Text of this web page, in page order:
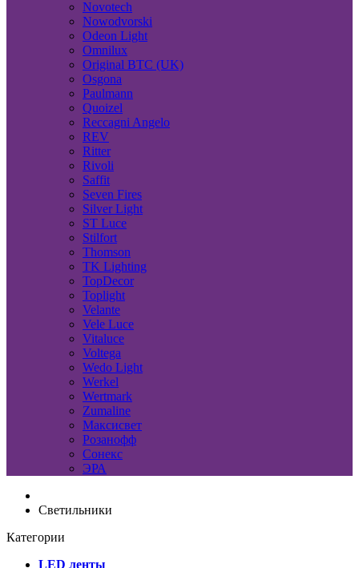
Novotech
Nowodvorski
Odeon Light
Omnilux
Original BTC (UK)
Osgona
Paulmann
Quoizel
Reccagni Angelo
REV
Ritter
Rivoli
Saffit
Seven Fires
Silver Light
ST Luce
Stilfort
Thomson
TK Lighting
TopDecor
Toplight
Velante
Vele Luce
Vitaluce
Voltega
Wedo Light
Werkel
Wertmark
Zumaline
Максисвет
Розанофф
Сонекс
ЭРА
Светильники
Категории
LED ленты